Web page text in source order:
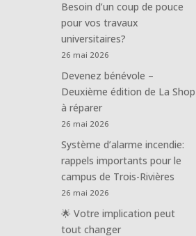
Besoin d’un coup de pouce
pour vos travaux
universitaires?
26 mai 2026
Devenez bénévole –
Deuxième édition de La Shop
à réparer
26 mai 2026
Système d’alarme incendie:
rappels importants pour le
campus de Trois-Rivières
26 mai 2026
🌟 Votre implication peut
tout changer